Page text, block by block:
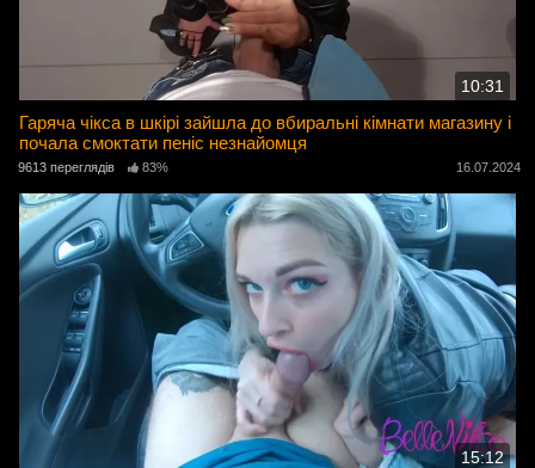
10:31
Гаряча чікса в шкірі зайшла до вбиральні кімнати магазину і
почала смоктати пеніс незнайомця
9613 переглядів 83% 16.07.2024
15:12